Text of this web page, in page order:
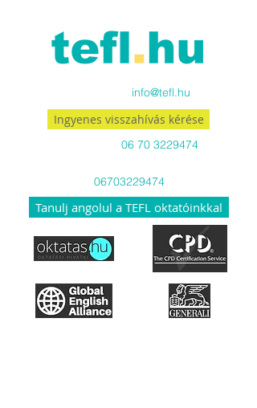
info@tefl.hu
Ingyenes visszahívás kérése
06 70 3229474
06703229474
Tanulj angolul a TEFL oktatóinkkal